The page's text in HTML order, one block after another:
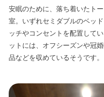
安眠のために、落ち着いたト
室。いずれセミダブルのベッ
ッチやコンセントを配置して
ットには、オフシーズンや冠
品などを収めているそうです。